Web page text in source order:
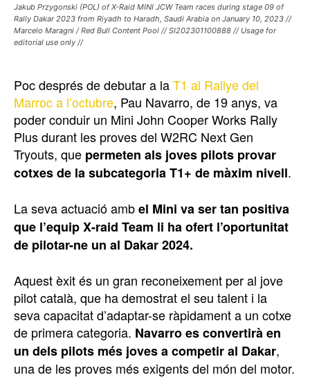
Jakub Przygonski (POL) of X-Raid MINI JCW Team races during stage 09 of
Rally Dakar 2023 from Riyadh to Haradh, Saudi Arabia on January 10, 2023 //
Marcelo Maragni / Red Bull Content Pool // SI202301100888 // Usage for
editorial use only //
Poc després de debutar a laT1 al Rallye del
Marroc a l’octubre, Pau Navarro, de 19 anys, va
poder conduir un Mini John Cooper Works Rally
Plus durant les proves del W2RC Next Gen
Tryouts, que permeten als joves pilots provar
cotxes de la subcategoria T1+ de màxim nivell.
La seva actuació ambel Mini va ser tan positiva
que l’equip X-raid Team li ha ofert l’oportunitat
de pilotar-ne un al Dakar 2024.
Aquest èxit és un gran reconeixement per al jove
pilot català, que ha demostrat el seu talent i la
seva capacitat d’adaptar-se ràpidament a un cotxe
de primera categoria. Navarro es convertirà en
un dels pilots més joves a competir al Dakar,
una de les proves més exigents del món del motor.